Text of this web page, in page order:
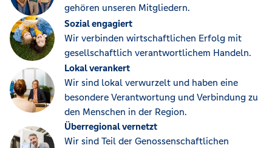
gehören unseren Mitgliedern.
Sozial engagiert
Wir verbinden wirtschaftlichen Erfolg mit
gesellschaftlich verantwortlichem Handeln.
Lokal verankert
Wir sind lokal verwurzelt und haben eine
besondere Verantwortung und Verbindung zu
den Menschen in der Region.
Überregional vernetzt
Wir sind Teil der Genossenschaftlichen